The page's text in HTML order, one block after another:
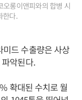
롱이앤피와의 합병 시
한다.
드 수출량은 사상
악된다.
확대된 수치로 월